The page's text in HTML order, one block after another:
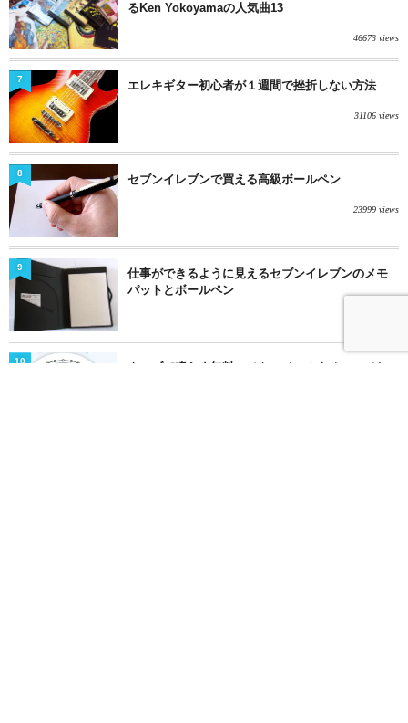
るKen Yokoyamaの人気曲13
46673 views
エレキギター初心者が１週間で挫折しない方法
31106 views
7
セブンイレブンで買える高級ボールペン
23999 views
8
仕事ができるように見えるセブンイレブンのメモ
パットとボールペン
9
ウェブで鳴らす無料のメトロノームをオススメし
10